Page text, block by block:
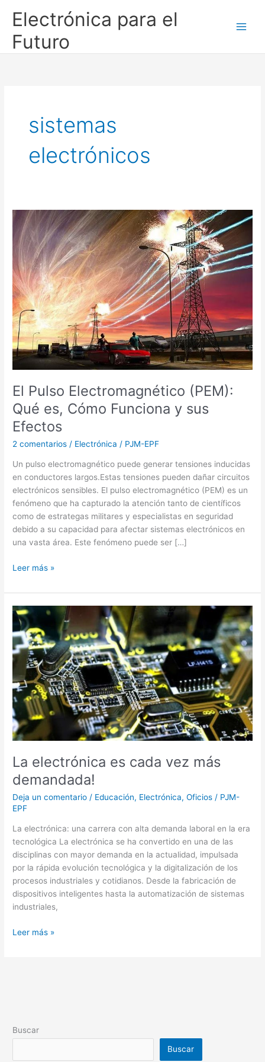
Electrónica para el
Futuro
sistemas
electrónicos
El Pulso Electromagnético (PEM):
Qué es, Cómo Funciona y sus
Efectos
2 comentarios / Electrónica / PJM-EPF
Un pulso electromagnético puede generar tensiones inducidas
en conductores largos.Estas tensiones pueden dañar circuitos
electrónicos sensibles. El pulso electromagnético (PEM) es un
fenómeno que ha capturado la atención tanto de científicos
como de estrategas militares y especialistas en seguridad
debido a su capacidad para afectar sistemas electrónicos en
una vasta área. Este fenómeno puede ser […]
El
Pulso
Electromagnético
(PEM):
Qué
es,
Cómo
Funciona
y
sus
Efectos
Leer más »
La electrónica es cada vez más
demandada!
Deja un comentario / Educación, Electrónica,Oficios / PJM-
EPF
La electrónica: una carrera con alta demanda laboral en la era
tecnológica La electrónica se ha convertido en una de las
disciplinas con mayor demanda en la actualidad, impulsada
por la rápida evolución tecnológica y la digitalización de los
procesos industriales y cotidianos. Desde la fabricación de
dispositivos inteligentes hasta la automatización de sistemas
industriales,
La
electrónica
es
cada
vez
más
demandada!
Leer más »
Buscar
Buscar